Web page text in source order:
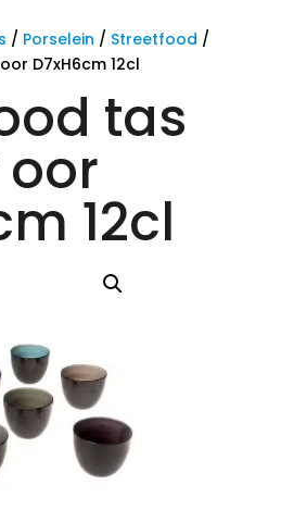
/ Porselein / Streetfood /
D7xH6cm 12cl
tas
12cl